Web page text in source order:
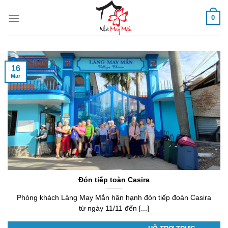
0
Đón tiếp toàn Casira
Phòng khách Làng May Mắn hân hạnh đón tiếp đoàn Casira
từ ngày 11/11 đến [...]
16
Mar